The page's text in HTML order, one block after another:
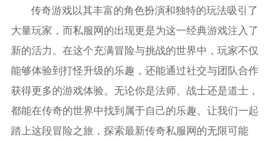
传奇游戏以其丰富的角色扮演和独特的玩法吸引了
大量玩家，而私服网的出现更是为这一经典游戏注入了
新的活力。在这个充满冒险与挑战的世界中，玩家不仅
能够体验到打怪升级的乐趣，还能通过社交与团队合作
获得更多的游戏体验。无论你是法师、战士还是道士，
都能在传奇的世界中找到属于自己的乐趣。让我们一起
踏上这段冒险之旅，探索最新传奇私服网的无限可能